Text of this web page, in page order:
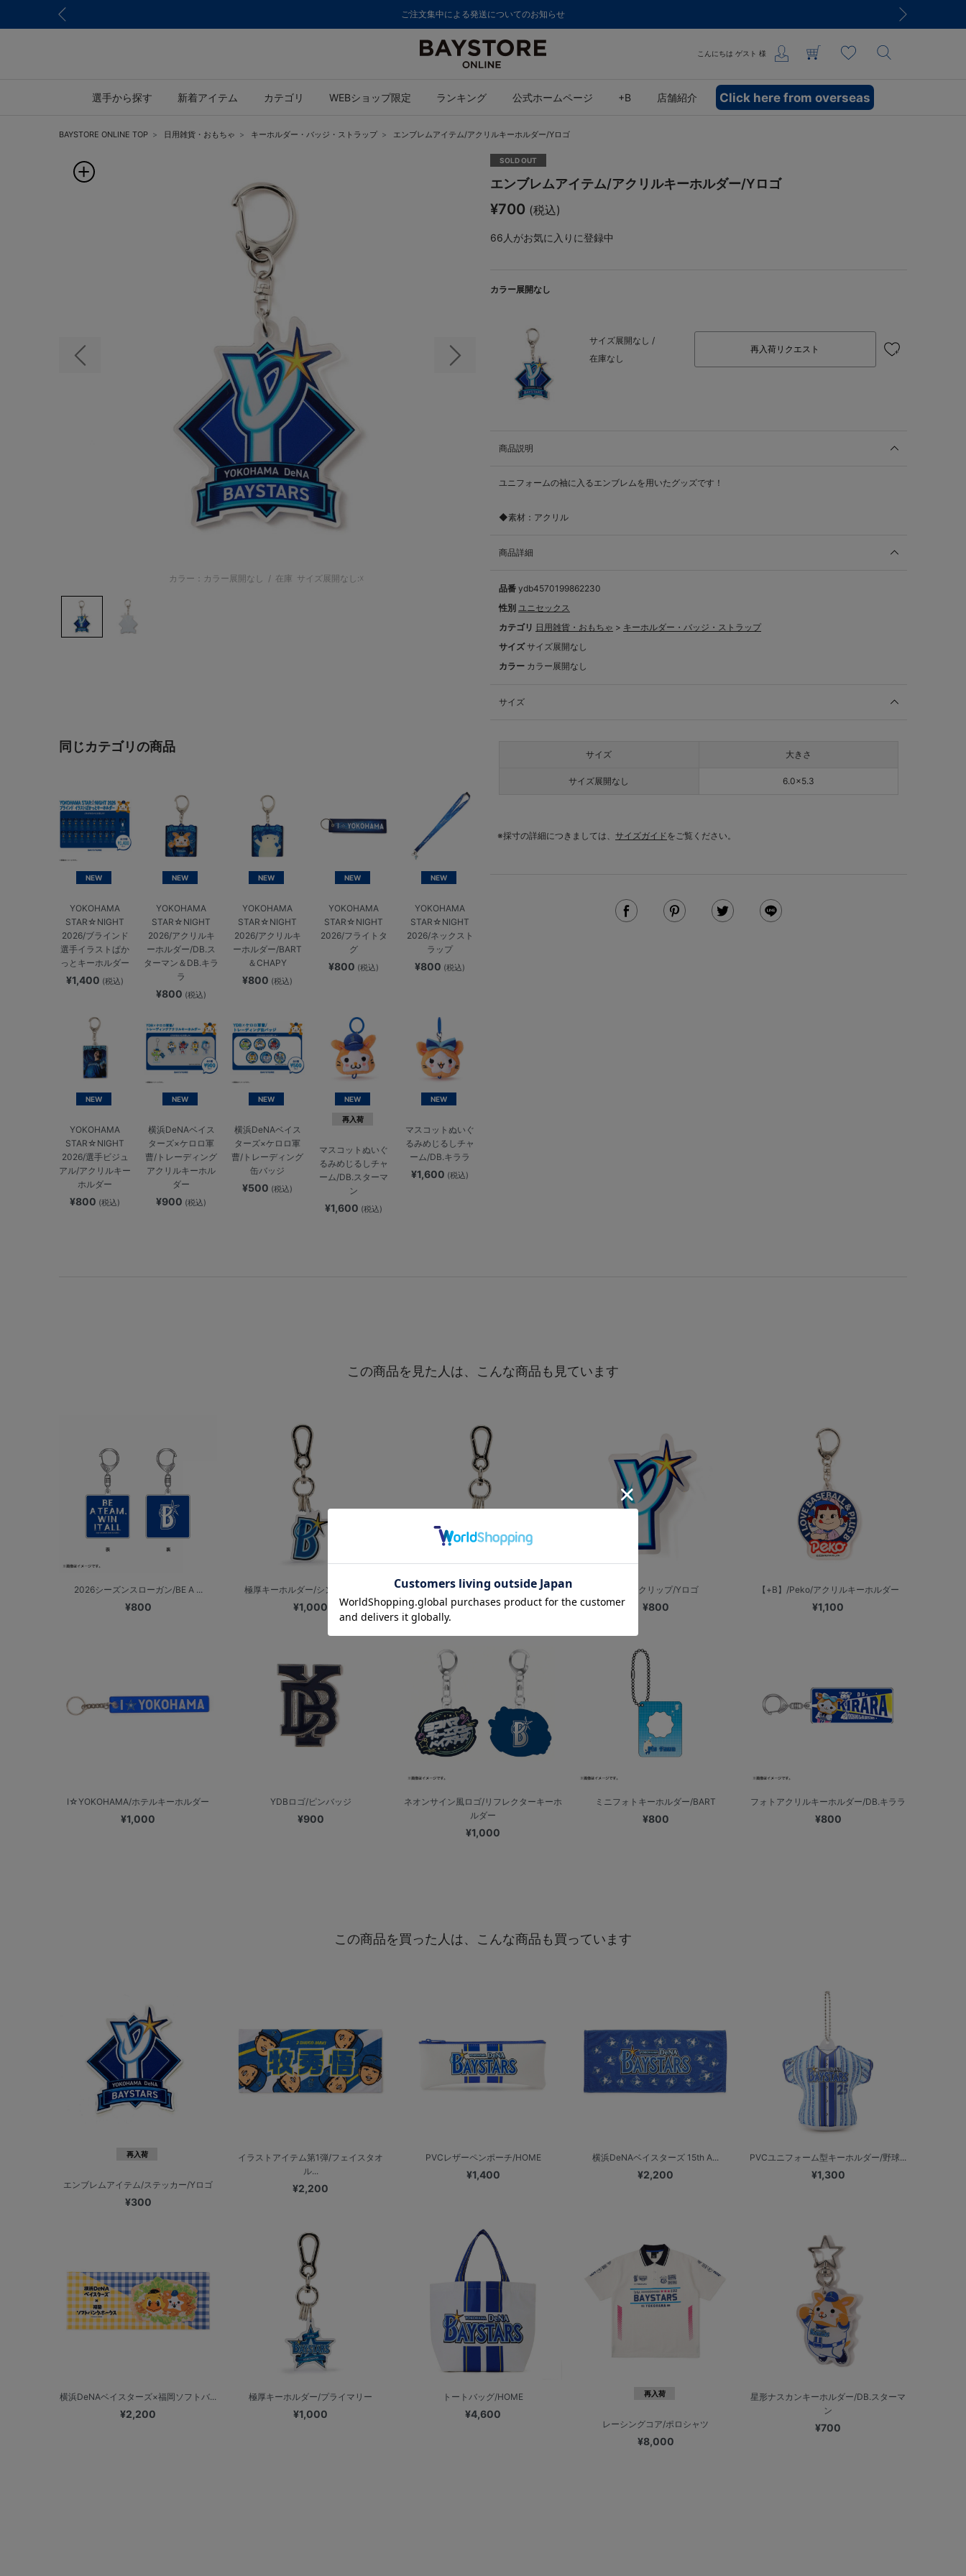
ご注文集中による発送についてのお知らせ
こんにちは ゲスト 様
選手から探す 新着アイテム カテゴリ WEBショップ限定 ランキング 公式ホームページ +B 店舗紹介 Click here from overseas
BAYSTORE ONLINE TOP 日用雑貨・おもちゃ キーホルダー・バッジ・ストラップ エンブレムアイテム/アクリルキーホルダー/Yロゴ
前の画像 次の画像
カラー：カラー展開なし / 在庫 サイズ展開なし:☓
同じカテゴリの商品
NEW
YOKOHAMA
STAR☆NIGHT
2026/ブラインド
選手イラストぱか
っとキーホルダー
¥1,400 (税込)
NEW
YOKOHAMA
STAR☆NIGHT
2026/アクリルキ
ーホルダー/DB.ス
ターマン＆DB.キラ
ラ
¥800 (税込)
NEW
YOKOHAMA
STAR☆NIGHT
2026/アクリルキ
ーホルダー/BART
＆CHAPY
¥800 (税込)
NEW
YOKOHAMA
STAR☆NIGHT
2026/フライトタ
グ
¥800 (税込)
NEW
YOKOHAMA
STAR☆NIGHT
2026/ネックスト
ラップ
¥800 (税込)
NEW
YOKOHAMA
STAR☆NIGHT
2026/選手ビジュ
アル/アクリルキー
ホルダー
¥800 (税込)
NEW
横浜DeNAベイス
ターズ×ケロロ軍
曹/トレーディング
アクリルキーホル
ダー
¥900 (税込)
NEW
横浜DeNAベイス
ターズ×ケロロ軍
曹/トレーディング
缶バッジ
¥500 (税込)
NEW
再入荷
マスコットぬいぐ
るみめじるしチャ
ーム/DB.スターマ
ン
¥1,600 (税込)
NEW
マスコットぬいぐ
るみめじるしチャ
ーム/DB.キララ
¥1,600 (税込)
SOLD OUT
エンブレムアイテム/アクリルキーホルダー/Yロゴ
¥700 (税込)
66人がお気に入りに登録中
カラー展開なし
サイズ展開なし /
在庫なし
再入荷リクエスト
商品説明
ユニフォームの袖に入るエンブレムを用いたグッズです！
◆素材：アクリル
商品詳細
品番 ydb4570199862230
性別 ユニセックス
カテゴリ 日用雑貨・おもちゃ > キーホルダー・バッジ・ストラップ
サイズ サイズ展開なし
カラー カラー展開なし
サイズ
サイズ 大きさ
サイズ展開なし 6.0×5.3
※採寸の詳細につきましては、 サイズガイドをご覧ください。
この商品を見た人は、こんな商品も見ています
2026シーズンスローガン/BE A ...
¥800
極厚キーホルダー/シンボルマーク
¥1,000
極厚キーホルダー/プライマリー
¥1,000
タオルクリップ/Yロゴ
¥800
【+B】/Peko/アクリルキーホルダー
¥1,100
I☆YOKOHAMA/ホテルキーホルダー
¥1,000
YDBロゴ/ピンバッジ
¥900
ネオンサイン風ロゴ/リフレクターキーホ
ルダー
¥1,000
ミニフォトキーホルダー/BART
¥800
フォトアクリルキーホルダー/DB.キララ
¥800
この商品を買った人は、こんな商品も買っています
再入荷
エンブレムアイテム/ステッカー/Yロゴ
¥300
イラストアイテム第1弾/フェイスタオ
ル...
¥2,200
PVCレザーペンポーチ/HOME
¥1,400
横浜DeNAベイスターズ 15th A...
¥2,200
PVCユニフォーム型キーホルダー/野球...
¥1,300
横浜DeNAベイスターズ×福岡ソフトバ...
¥2,200
極厚キーホルダー/プライマリー
¥1,000
トートバッグ/HOME
¥4,600
再入荷
レーシングコア/ポロシャツ
¥8,000
星形ナスカンキーホルダー/DB.スターマ
ン
¥700